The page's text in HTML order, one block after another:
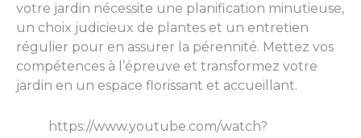
votre jardin nécessite une planification minutieuse,
un choix judicieux de plantes et un entretien
régulier pour en assurer la pérennité. Mettez vos
compétences à l’épreuve et transformez votre
jardin en un espace florissant et accueillant.
https://www.youtube.com/watch?